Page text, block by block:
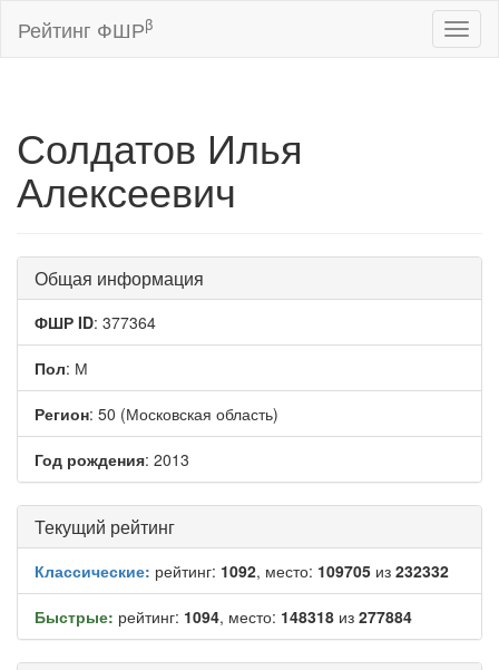
Рейтинг ФШРβ
Солдатов Илья
Алексеевич
Общая информация
ФШР ID: 377364
Пол: М
Регион: 50 (Московская область)
Год рождения: 2013
Текущий рейтинг
Классические: рейтинг: 1092, место: 109705 из 232332
Быстрые: рейтинг: 1094, место: 148318 из 277884